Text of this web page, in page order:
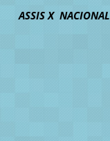
ASSIS X NACIONAL